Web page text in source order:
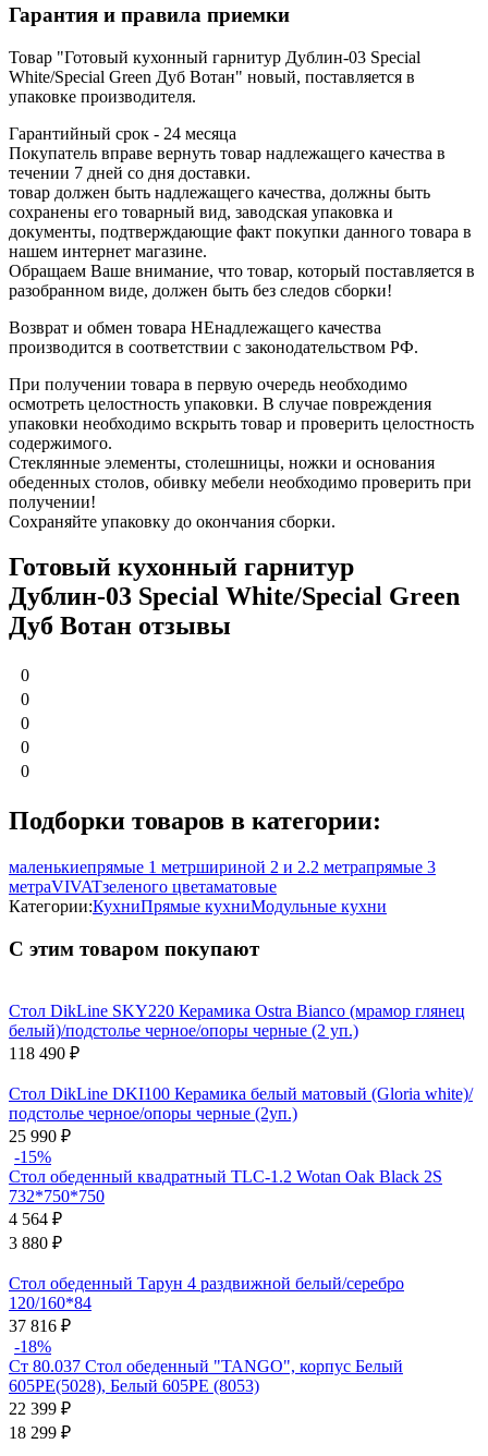
Гарантия и правила приемки
Товар "Готовый кухонный гарнитур Дублин-03 Special
White/Special Green Дуб Вотан" новый, поставляется в
упаковке производителя.
Гарантийный срок - 24 месяца
Покупатель вправе вернуть товар надлежащего качества в
течении 7 дней со дня доставки.
товар должен быть надлежащего качества, должны быть
сохранены его товарный вид, заводская упаковка и
документы, подтверждающие факт покупки данного товара в
нашем интернет магазине.
Обращаем Ваше внимание, что товар, который поставляется в
разобранном виде, должен быть без следов сборки!
Возврат и обмен товара НЕнадлежащего качества
производится в соответствии с законодательством РФ.
При получении товара в первую очередь необходимо
осмотреть целостность упаковки. В случае повреждения
упаковки необходимо вскрыть товар и проверить целостность
содержимого.
Стеклянные элементы, столешницы, ножки и основания
обеденных столов, обивку мебели необходимо проверить при
получении!
Сохраняйте упаковку до окончания сборки.
Готовый кухонный гарнитур
Дублин-03 Special White/Special Green
Дуб Вотан отзывы
0
0
0
0
0
Подборки товаров в категории:
маленькиепрямые 1 метршириной 2 и 2.2 метрапрямые 3
метраVIVATзеленого цветаматовые
Категории:КухниПрямые кухниМодульные кухни
С этим товаром покупают
Стол DikLine SKY220 Керамика Ostra Bianco (мрамор глянец
белый)/подстолье черное/опоры черные (2 уп.)
118 490 ₽
Стол DikLine DKI100 Керамика белый матовый (Gloria white)/
подстолье черное/опоры черные (2уп.)
25 990 ₽
-15%
Стол обеденный квадратный TLC-1.2 Wotan Oak Black 2S
732*750*750
4 564 ₽
3 880 ₽
Стол обеденный Тарун 4 раздвижной белый/серебро
120/160*84
37 816 ₽
-18%
Ст 80.037 Стол обеденный "TANGO", корпус Белый
605РЕ(5028), Белый 605РЕ (8053)
22 399 ₽
18 299 ₽